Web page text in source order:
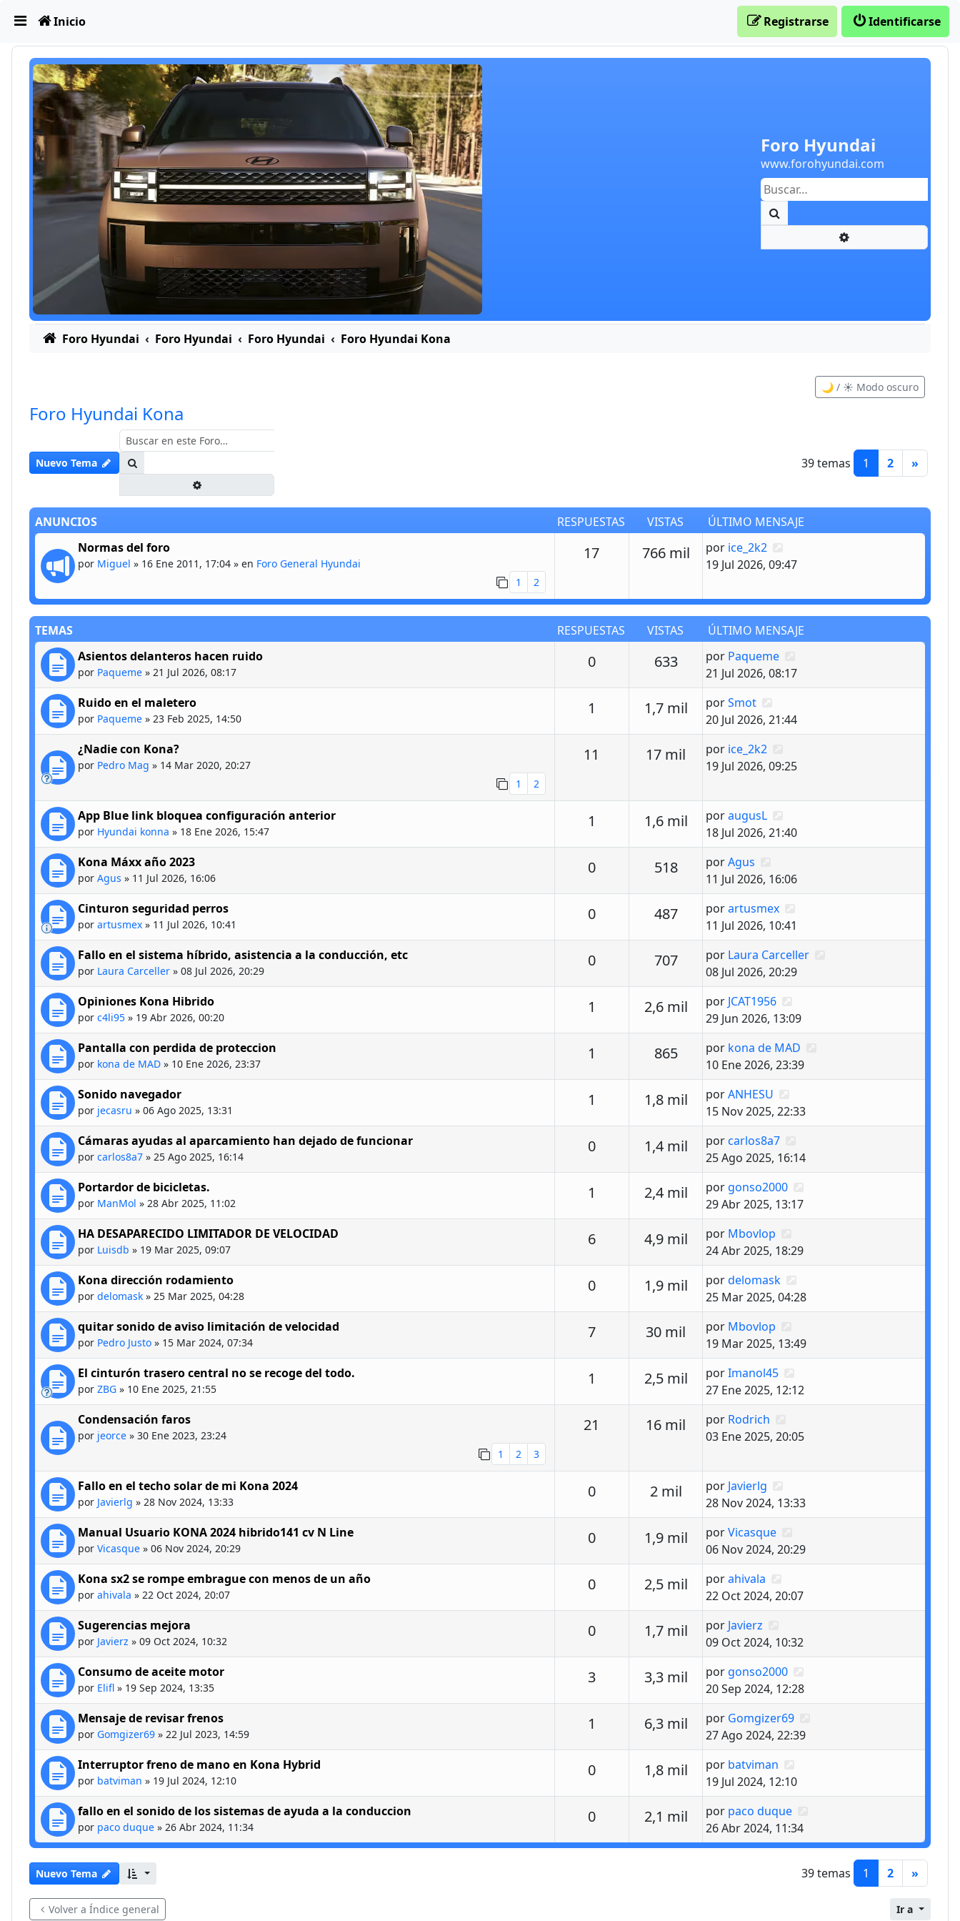
Obviar
Foro Hyundai
www.forohyundai.com
Inicio Identificarse
Registrarse
Foro Hyundai Foro Hyundai Foro Hyundai Foro Hyundai Kona
🌙 / ☀️ Modo oscuro
Foro Hyundai Kona
Nuevo Tema 39 temas 1 2 »
ANUNCIOS RESPUESTAS VISTAS
ÚLTIMO MENSAJE
Normas del foro
por Miguel » 16 Ene 2011, 17:04 » en Foro General Hyundai
1
2
17Respuestas
766 milVistasÚltimo mensaje
por ice_2k2
19 Jul 2026, 09:47
TEMAS RESPUESTAS VISTAS
ÚLTIMO MENSAJE
Asientos delanteros hacen ruido
por Paqueme » 21 Jul 2026, 08:17
0Respuestas
633VistasÚltimo mensaje
por Paqueme
21 Jul 2026, 08:17
Ruido en el maletero
por Paqueme » 23 Feb 2025, 14:50
1 Respuestas
1,7 milVistasÚltimo mensaje
porSmot
20 Jul 2026, 21:44
¿Nadie con Kona?
por Pedro Mag » 14 Mar 2020, 20:27
1
2
11 Respuestas
17 mil Vistas
Último mensaje
por ice_2k2
19 Jul 2026, 09:25
App Blue link bloquea configuración anterior
por Hyundai konna » 18 Ene 2026, 15:47
1 Respuestas
1,6 milVistasÚltimo mensaje
poraugusL
18 Jul 2026, 21:40
Kona Máxx año 2023
por Agus » 11 Jul 2026, 16:06
0Respuestas518VistasÚltimo mensaje
porAgus
11 Jul 2026, 16:06
Cinturon seguridad perros
por artusmex » 11 Jul 2026, 10:41
0Respuestas
487VistasÚltimo mensaje
porartusmex
11 Jul 2026, 10:41
Fallo en el sistema híbrido, asistencia a la conducción, etc
por Laura Carceller » 08 Jul 2026, 20:29
0Respuestas
707VistasÚltimo mensaje
por Laura Carceller
08 Jul 2026, 20:29
Opiniones Kona Hibrido
por c4li95 » 19 Abr 2026, 00:20
1 Respuestas
2,6 milVistasÚltimo mensaje
por JCAT1956
29 Jun 2026, 13:09
Pantalla con perdida de proteccion
por kona de MAD » 10 Ene 2026, 23:37
1 Respuestas
865VistasÚltimo mensaje
por kona de MAD
10 Ene 2026, 23:39
Sonido navegador
por jecasru » 06 Ago 2025, 13:31
1 Respuestas
1,8 milVistasÚltimo mensaje
porANHESU
15 Nov 2025, 22:33
Cámaras ayudas al aparcamiento han dejado de funcionar
por carlos8a7 » 25 Ago 2025, 16:14
0Respuestas
1,4 milVistasÚltimo mensaje
porcarlos8a7
25 Ago 2025, 16:14
Portardor de bicicletas.
por ManMol » 28 Abr 2025, 11:02
1 Respuestas
2,4 milVistasÚltimo mensaje
por gonso2000
29 Abr 2025, 13:17
HA DESAPARECIDO LIMITADOR DE VELOCIDAD
por Luisdb » 19 Mar 2025, 09:07
6Respuestas
4,9 milVistasÚltimo mensaje
por Mbovlop
24 Abr 2025, 18:29
Kona dirección rodamiento
por delomask » 25 Mar 2025, 04:28
0Respuestas
1,9 milVistasÚltimo mensaje
pordelomask
25 Mar 2025, 04:28
quitar sonido de aviso limitación de velocidad
por Pedro Justo » 15 Mar 2024, 07:34
7Respuestas
30 mil Vistas
Último mensaje
por Mbovlop
19 Mar 2025, 13:49
El cinturón trasero central no se recoge del todo.
por ZBG » 10 Ene 2025, 21:55
1 Respuestas
2,5 milVistasÚltimo mensaje
porImanol45
27 Ene 2025, 12:12
Condensación faros
por jeorce » 30 Ene 2023, 23:24
1
2 3
21 Respuestas
16 mil Vistas
Último mensaje
por Rodrich
03 Ene 2025, 20:05
Fallo en el techo solar de mi Kona 2024
por Javierlg » 28 Nov 2024, 13:33
0Respuestas
2 milVistasÚltimo mensaje
por Javierlg
28 Nov 2024, 13:33
Manual Usuario KONA 2024 hibrido141 cv N Line
por Vicasque » 06 Nov 2024, 20:29
0Respuestas
1,9 milVistasÚltimo mensaje
porVicasque
06 Nov 2024, 20:29
Kona sx2 se rompe embrague con menos de un año
por ahivala » 22 Oct 2024, 20:07
0Respuestas
2,5 milVistasÚltimo mensaje
porahivala
22 Oct 2024, 20:07
Sugerencias mejora
por Javierz » 09 Oct 2024, 10:32
0Respuestas
1,7 milVistasÚltimo mensaje
por Javierz
09 Oct 2024, 10:32
Consumo de aceite motor
por Elifl » 19 Sep 2024, 13:35
3Respuestas
3,3 milVistasÚltimo mensaje
por gonso2000
20 Sep 2024, 12:28
Mensaje de revisar frenos
por Gomgizer69 » 22 Jul 2023, 14:59
1 Respuestas
6,3 milVistasÚltimo mensaje
por Gomgizer69
27 Ago 2024, 22:39
Interruptor freno de mano en Kona Hybrid
por batviman » 19 Jul 2024, 12:10
0Respuestas
1,8 milVistasÚltimo mensaje
por batviman
19 Jul 2024, 12:10
fallo en el sonido de los sistemas de ayuda a la conduccion
por paco duque » 26 Abr 2024, 11:34
0Respuestas
2,1 milVistasÚltimo mensaje
por paco duque
26 Abr 2024, 11:34
Nuevo Tema 39 temas 1 2 »
Volver a Índice general Ir a